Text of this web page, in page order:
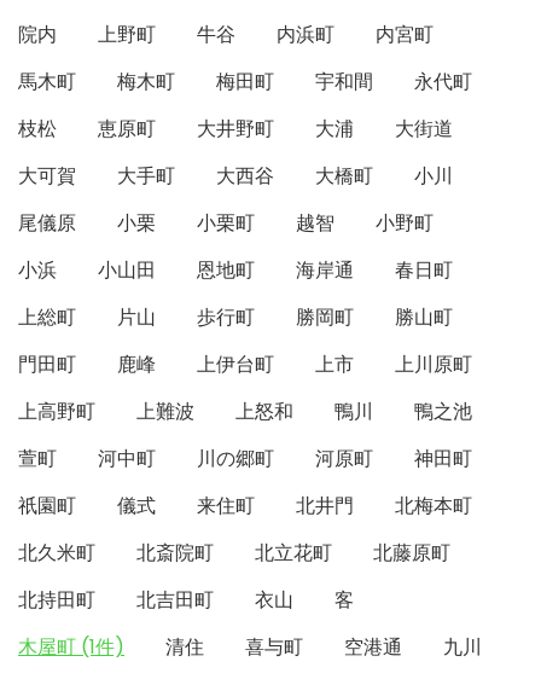
院内
上野町 牛谷 内浜町
内宮町
馬木町
梅木町 梅田町 宇和間
永代町
枝松
恵原町 大井野町 大浦
大街道
大可賀
大手町 大西谷 大橋町
小川
尾儀原
小栗 小栗町 越智
小野町
小浜
小山田 恩地町 海岸通
春日町
上総町
片山 歩行町 勝岡町
勝山町
門田町
鹿峰 上伊台町 上市
上川原町
上高野町
上難波 上怒和 鴨川
鴨之池
萱町
河中町 川の郷町 河原町
神田町
祇園町
儀式 来住町 北井門
北梅本町
北久米町
北斎院町 北立花町
北藤原町
北持田町
北吉田町 衣山
客
木屋町 (1件)
清住 喜与町 空港通
九川